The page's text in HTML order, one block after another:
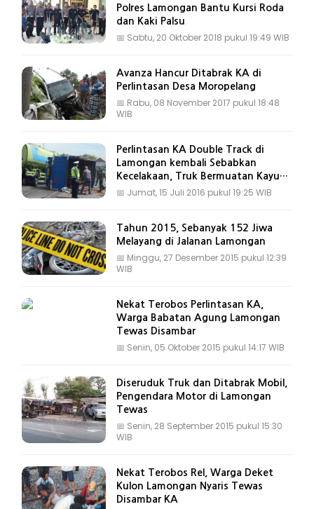
Polres Lamongan Bantu Kursi Roda
dan Kaki Palsu
📅 Sabtu, 20 Oktober 2018 pukul 19:49 WIB
Avanza Hancur Ditabrak KA di
Perlintasan Desa Moropelang
📅 Rabu, 08 November 2017 pukul 18:48
WIB
Perlintasan KA Double Track di
Lamongan kembali Sebabkan
Kecelakaan, Truk Bermuatan Kayu
Terguling
📅 Jumat, 15 Juli 2016 pukul 19:25 WIB
Tahun 2015, Sebanyak 152 Jiwa
Melayang di Jalanan Lamongan
📅 Minggu, 27 Desember 2015 pukul 12:39
WIB
Nekat Terobos Perlintasan KA,
Warga Babatan Agung Lamongan
Tewas Disambar
📅 Senin, 05 Oktober 2015 pukul 14:17 WIB
Diseruduk Truk dan Ditabrak Mobil,
Pengendara Motor di Lamongan
Tewas
📅 Senin, 28 September 2015 pukul 15:30
WIB
Nekat Terobos Rel, Warga Deket
Kulon Lamongan Nyaris Tewas
Disambar KA